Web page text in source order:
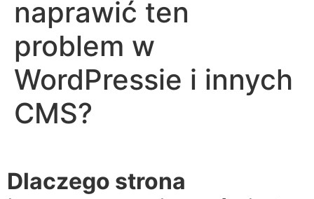
naprawić ten
problem w
WordPressie i innych
CMS?
Dlaczego strona